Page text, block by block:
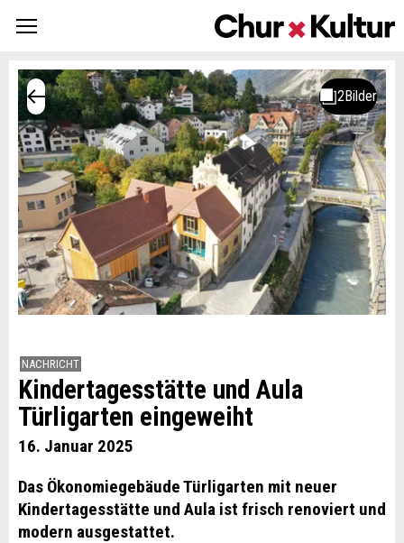
NACHRICHT
Kindertagesstätte und Aula
Türligarten eingeweiht
16. Januar 2025
Das Ökonomiegebäude Türligarten mit neuer
Kindertagesstätte und Aula ist frisch renoviert und
modern ausgestattet.